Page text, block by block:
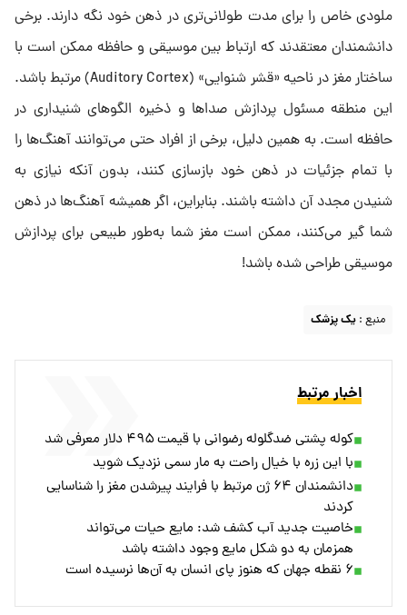
ملودی خاص را برای مدت طولانی‌تری در ذهن خود نگه دارند. برخی
دانشمندان معتقدند که ارتباط بین موسیقی و حافظه ممکن است با
ساختار مغز در ناحیه «قشر شنوایی» (Auditory Cortex) مرتبط باشد.
این منطقه مسئول پردازش صداها و ذخیره الگوهای شنیداری در
حافظه است. به همین دلیل، برخی از افراد حتی می‌توانند آهنگ‌ها را
با تمام جزئیات در ذهن خود بازسازی کنند، بدون آنکه نیازی به
شنیدن مجدد آن داشته باشند. بنابراین، اگر همیشه آهنگ‌ها در ذهن
شما گیر می‌کنند، ممکن است مغز شما به‌طور طبیعی برای پردازش
موسیقی طراحی شده باشد!
منبع : یک پزشک
اخبار مرتبط
کوله پشتی ضدگلوله رضوانی با قیمت ۴۹۵ دلار معرفی شد
با این زره با خیال راحت به مار سمی نزدیک شوید
دانشمندان ۶۴ ژن‌ مرتبط با فرایند پیرشدن مغز را شناسایی
کردند
خاصیت جدید آب کشف شد: مایع حیات می‌تواند
همزمان به دو شکل مایع وجود داشته باشد
۶ نقطه جهان که هنوز پای انسان به آن‌ها نرسیده است